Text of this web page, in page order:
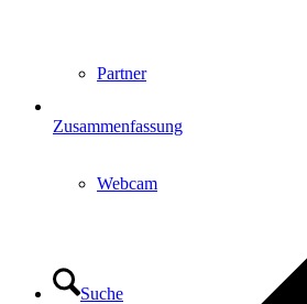
Partner
Webcam
Suche
Zusammenfassung